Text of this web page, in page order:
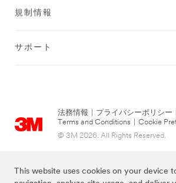
This website uses cookies on your device
規制情報
サポート
法務情報 プライバシーポリシー
Terms and Conditions
Cookie
© 3M 2026. All Rights Reserved.